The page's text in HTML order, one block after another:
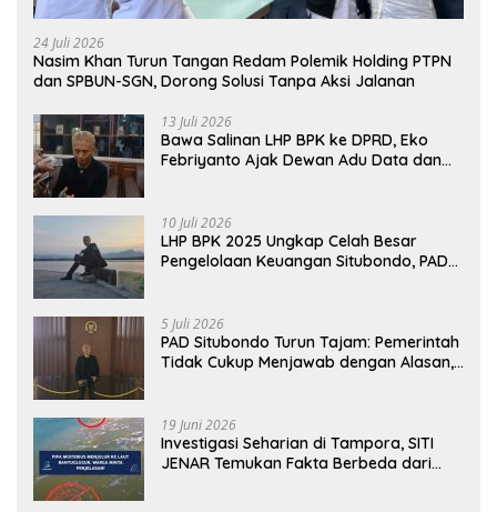
24 Juli 2026
Nasim Khan Turun Tangan Redam Polemik Holding PTPN
dan SPBUN-SGN, Dorong Solusi Tanpa Aksi Jalanan
13 Juli 2026
Bawa Salinan LHP BPK ke DPRD, Eko
Febriyanto Ajak Dewan Adu Data dan
10 Juli 2026
LHP BPK 2025 Ungkap Celah Besar
Pengelolaan Keuangan Situbondo, PAD
5 Juli 2026
PAD Situbondo Turun Tajam: Pemerintah
Tidak Cukup Menjawab dengan Alasan,
19 Juni 2026
Investigasi Seharian di Tampora, SITI
JENAR Temukan Fakta Berbeda dari